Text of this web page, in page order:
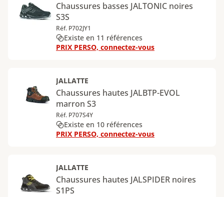
Chaussures basses JALTONIC noires
S3S
Réf. P702JY1
Existe en 11 références
PRIX PERSO, connectez-vous
JALLATTE
Chaussures hautes JALBTP-EVOL
marron S3
Réf. P707S4Y
Existe en 10 références
PRIX PERSO, connectez-vous
JALLATTE
Chaussures hautes JALSPIDER noires
S1PS